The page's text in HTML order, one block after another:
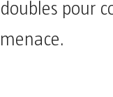
doubles pour
menace.